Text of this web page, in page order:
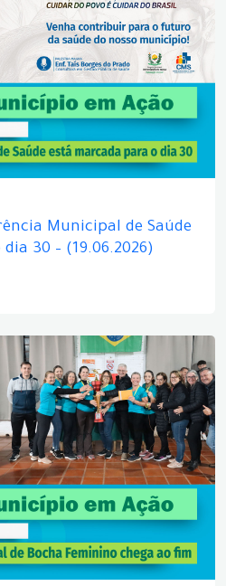
Municipal de Saúde
30 – (19.06.2026)